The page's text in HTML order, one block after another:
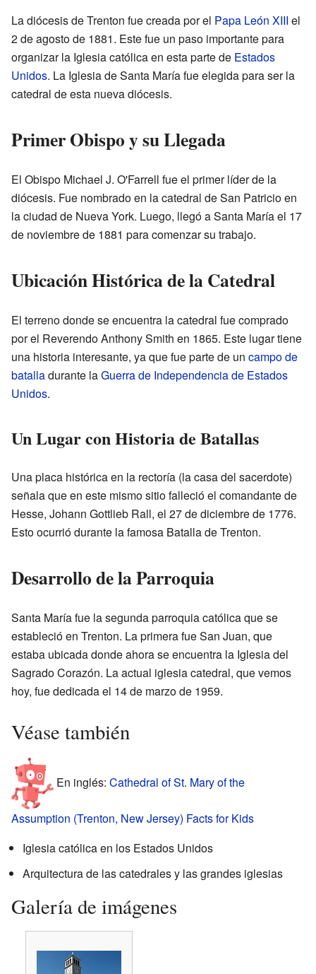
La diócesis de Trenton fue creada por el Papa León XIII el
2 de agosto de 1881. Este fue un paso importante para
organizar la Iglesia católica en esta parte de Estados
Unidos. La Iglesia de Santa María fue elegida para ser la
catedral de esta nueva diócesis.
Primer Obispo y su Llegada
El Obispo Michael J. O'Farrell fue el primer líder de la
diócesis. Fue nombrado en la catedral de San Patricio en
la ciudad de Nueva York. Luego, llegó a Santa María el 17
de noviembre de 1881 para comenzar su trabajo.
Ubicación Histórica de la Catedral
El terreno donde se encuentra la catedral fue comprado
por el Reverendo Anthony Smith en 1865. Este lugar tiene
una historia interesante, ya que fue parte de un campo de
batalladurante laGuerra de Independencia de Estados
Unidos.
Un Lugar con Historia de Batallas
Una placa histórica en la rectoría (la casa del sacerdote)
señala que en este mismo sitio falleció el comandante de
Hesse, Johann Gottlieb Rall, el 27 de diciembre de 1776.
Esto ocurrió durante la famosa Batalla de Trenton.
Desarrollo de la Parroquia
Santa María fue la segunda parroquia católica que se
estableció en Trenton. La primera fue San Juan, que
estaba ubicada donde ahora se encuentra la Iglesia del
Sagrado Corazón. La actual iglesia catedral, que vemos
hoy, fue dedicada el 14 de marzo de 1959.
Véase también
En inglés: Cathedral of St. Mary of the
Assumption (Trenton, New Jersey) Facts for Kids
Iglesia católica en los Estados Unidos
Arquitectura de las catedrales y las grandes iglesias
Galería de imágenes